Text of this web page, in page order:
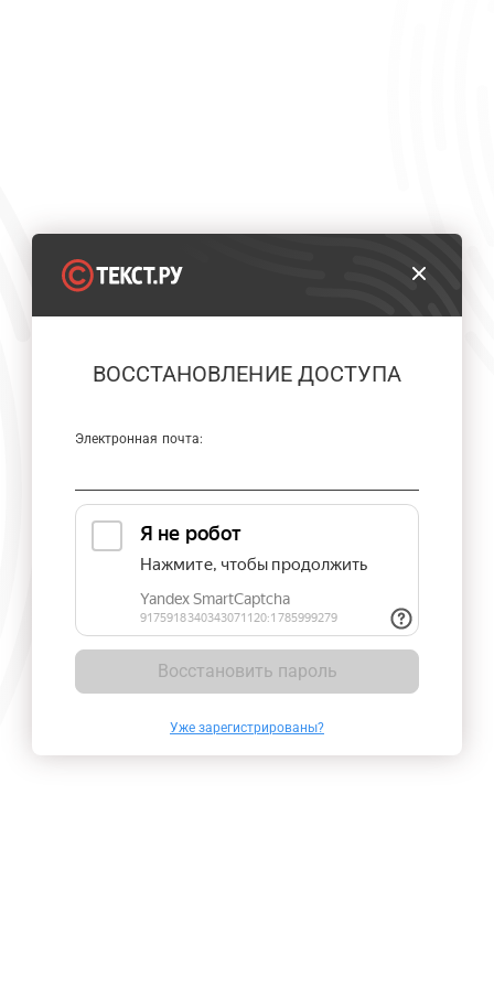
ВОССТАНОВЛЕНИЕ ДОСТУПА
Электронная почта:
Восстановить пароль
Уже зарегистрированы?